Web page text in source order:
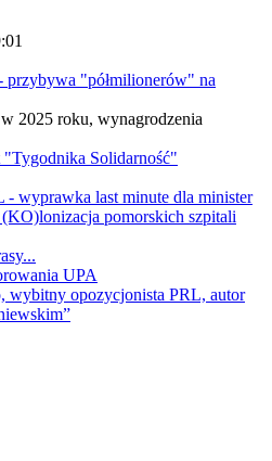
"półmilionerów" na
2025 roku, wynagrodzenia
"Tygodnika Solidarność"
wyprawka last minute dla minister
pomorskich szpitali
UPA
wybitny opozycjonista PRL, autor